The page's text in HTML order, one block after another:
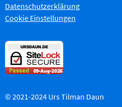
Datenschutzerklärung
Cookie Einstellungen
© 2021-2024 Urs Tilman Daun